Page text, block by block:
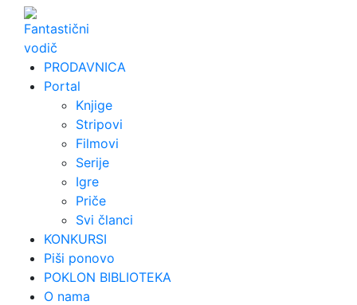
Skip
content
PRODAVNICA
Portal
Knjige
Stripovi
Filmovi
Serije
Igre
Priče
Svi članci
KONKURSI
Piši ponovo
POKLON BIBLIOTEKA
O nama